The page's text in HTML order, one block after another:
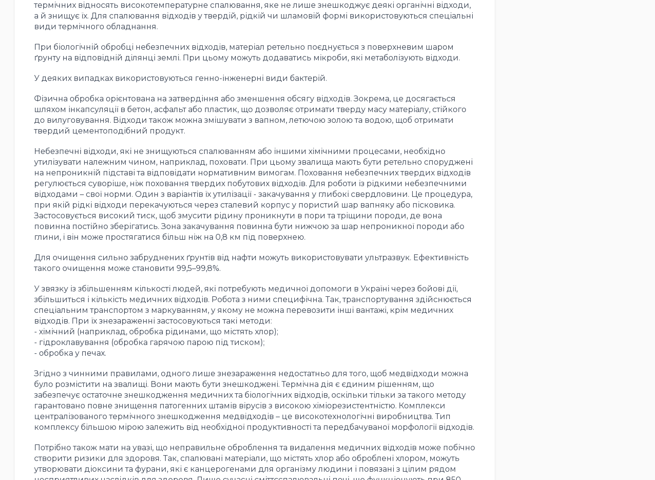
термічних відносять високотемпературне спалювання, яке не лише знешкоджує деякі органічні відходи,
а й знищує їх. Для спалювання відходів у твердій, рідкій чи шламовій формі використовуються спеціальні
види термічного обладнання.
При біологічній обробці небезпечних відходів, матеріал ретельно поєднується з поверхневим шаром
ґрунту на відповідній ділянці землі. При цьому можуть додаватись мікроби, які метаболізують відходи.
У деяких випадках використовуються генно-інженерні види бактерій.
Фізична обробка орієнтована на затвердіння або зменшення обсягу відходів. Зокрема, це досягається
шляхом інкапсуляції в бетон, асфальт або пластик, що дозволяє отримати тверду масу матеріалу, стійкого
до вилуговування. Відходи також можна змішувати з вапном, летючою золою та водою, щоб отримати
твердий цементоподібний продукт.
Небезпечні відходи, які не знищуються спалюванням або іншими хімічними процесами, необхідно
утилізувати належним чином, наприклад, поховати. При цьому звалища мають бути ретельно споруджені
на непроникній підставі та відповідати нормативним вимогам. Поховання небезпечних твердих відходів
регулюється суворіше, ніж поховання твердих побутових відходів. Для роботи із рідкими небезпечними
відходами – свої норми. Один з варіантів їх утилізації - закачування у глибокі свердловини. Це процедура,
при якій рідкі відходи перекачуються через сталевий корпус у пористий шар вапняку або пісковика.
Застосовується високий тиск, щоб змусити рідину проникнути в пори та тріщини породи, де вона
повинна постійно зберігатись. Зона закачування повинна бути нижчою за шар непроникної породи або
глини, і він може простягатися більш ніж на 0,8 км під поверхнею.
Для очищення сильно забруднених ґрунтів від нафти можуть використовувати ультразвук. Ефективність
такого очищення може становити 99,5–99,8%.
У звязку із збільшенням кількості людей, які потребують медичної допомоги в Україні через бойові дії,
збільшиться і кількість медичних відходів. Робота з ними специфічна. Так, транспортування здійснюється
спеціальним транспортом з маркуванням, у якому не можна перевозити інші вантажі, крім медичних
відходів. При їх знезараженні застосовуються такі методи:
- хімічний (наприклад, обробка рідинами, що містять хлор);
- гідроклавування (обробка гарячою парою під тиском);
- обробка у печах.
Згідно з чинними правилами, одного лише знезараження недостатньо для того, щоб медвідходи можна
було розмістити на звалищі. Вони мають бути знешкоджені. Термічна дія є єдиним рішенням, що
забезпечує остаточне знешкодження медичних та біологічних відходів, оскільки тільки за такого методу
гарантовано повне знищення патогенних штамів вірусів з високою хіміорезистентністю. Комплекси
централізованого термічного знешкодження медвідходів – це високотехнологічні виробництва. Тип
комплексу більшою мірою залежить від необхідної продуктивності та передбачуваної морфології відходів.
Потрібно також мати на увазі, що неправильне оброблення та видалення медичних відходів може побічно
створити ризики для здоровя. Так, спалювані матеріали, що містять хлор або оброблені хлором, можуть
утворювати діоксини та фурани, які є канцерогенами для організму людини і повязані з цілим рядом